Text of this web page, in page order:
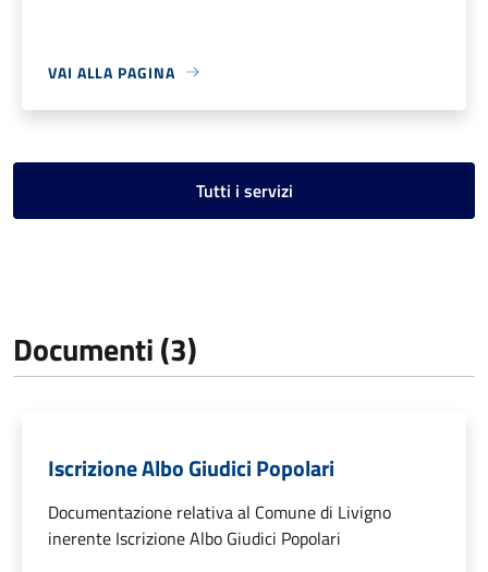
VAI ALLA PAGINA
Tutti i servizi
Documenti (3)
Iscrizione Albo Giudici Popolari
Documentazione relativa al Comune di Livigno
inerente Iscrizione Albo Giudici Popolari